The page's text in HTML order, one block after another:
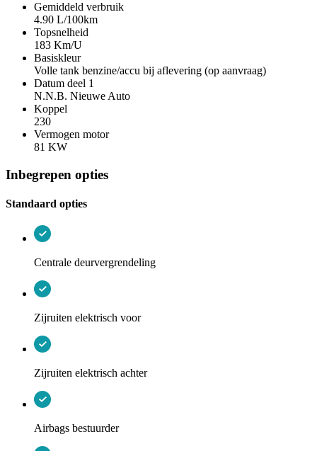
Gemiddeld verbruik
4.90 L/100km
Topsnelheid
183 Km/U
Basiskleur
Volle tank benzine/accu bij aflevering (op aanvraag)
Datum deel 1
N.N.B. Nieuwe Auto
Koppel
230
Vermogen motor
81 KW
Inbegrepen opties
Standaard opties
Centrale deurvergrendeling
Zijruiten elektrisch voor
Zijruiten elektrisch achter
Airbags bestuurder